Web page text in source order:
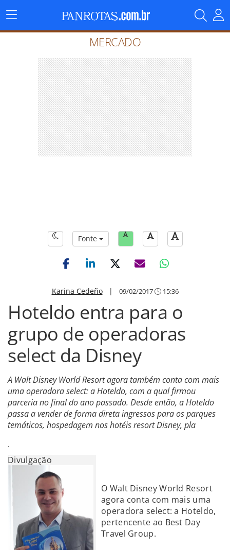
Menu
Principal
MERCADO
Fonte
Karina Cedeño| 09/02/2017 15:36
Hoteldo entra para o
grupo de operadoras
select da Disney
A Walt Disney World Resort agora também conta com mais
uma operadora select: a Hoteldo, com a qual firmou
parceria no final do ano passado. Desde então, a Hoteldo
passa a vender de forma direta ingressos para os parques
temáticos, hospedagem nos hotéis resort Disney, pla
.
Divulgação
O Walt Disney World Resort
agora conta com mais uma
operadora select: a Hoteldo,
pertencente ao Best Day
Travel Group.